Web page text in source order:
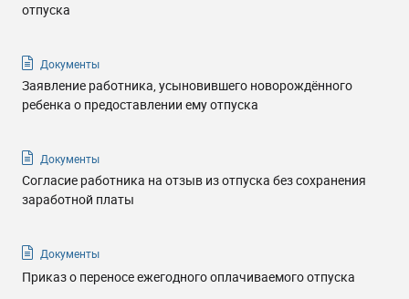
отпуска
Документы
Заявление работника, усыновившего новорождённого
ребенка о предоставлении ему отпуска
Документы
Согласие работника на отзыв из отпуска без сохранения
заработной платы
Документы
Приказ о переносе ежегодного оплачиваемого отпуска